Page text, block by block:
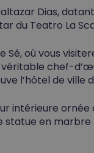
Dias, datant
du Teatro La
où vous
chef-
l’hôtel de ville
intérieure
statue en